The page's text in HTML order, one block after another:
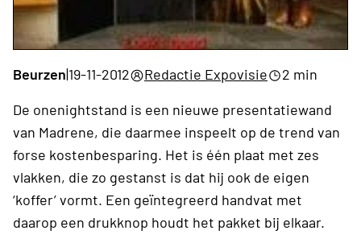
Beurzen|19-11-2012 Redactie Expovisie
2 min
De onenightstand is een nieuwe presentatiewand
van Madrene, die daarmee inspeelt op de trend van
forse kostenbesparing. Het is één plaat met zes
vlakken, die zo gestanst is dat hij ook de eigen
‘koffer’ vormt. Een geïntegreerd handvat met
daarop een drukknop houdt het pakket bij elkaar.